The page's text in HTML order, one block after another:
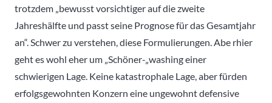
trotzdem „bewusst vorsichtiger auf die zweite
Jahreshälfte und passt seine Prognose für das Gesamtjahr
an“. Schwer zu verstehen, diese Formulierungen. Abe rhier
geht es wohl eher um „Schöner-„washing einer
schwierigen Lage. Keine katastrophale Lage, aber fürden
erfolgsgewohnten Konzern eine ungewohnt defensive